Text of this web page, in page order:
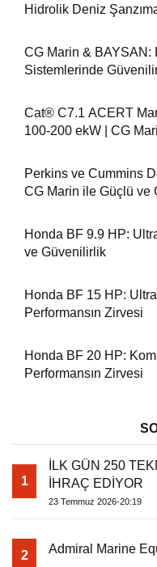
Hidrolik Deniz
CG Marin & BAYSAN:
Sistemlerinde
Cat® C7.1 ACERT
100-200 ekW | CG
Perkins ve Cummins
CG Marin ile Güçlü ve
Honda BF 9.9 HP:
ve Güvenilirlik
Honda BF 15 HP:
Performansın Zirvesi
Honda BF 20 HP:
Performansın Zirvesi
1
İLK GÜN 250
İHRAÇ EDİYOR
23 Temmuz 2026-20:19
2 Admiral Marine